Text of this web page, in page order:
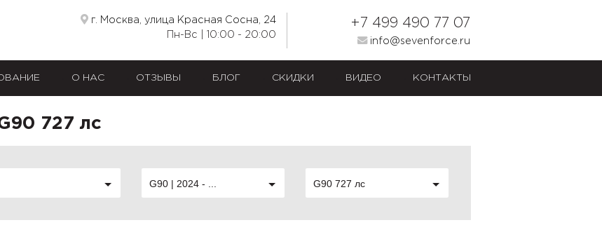
г. Москва, улица Красная Сосна, 24
Пн-Вс | 10:00 - 20:00
+7 499 490 77 07
info@sevenforce.ru
О НАС ОТЗЫВЫ БЛОГ СКИДКИ ВИДЕО КОНТАКТЫ
727 лс
G90 | 2024 - ... G90 727 лс